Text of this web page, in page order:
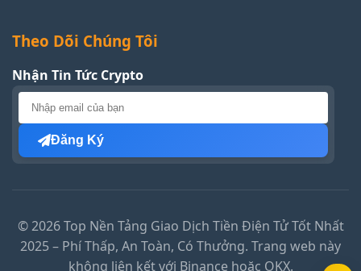
Theo Dõi Chúng Tôi
Nhận Tin Tức Crypto
Đăng Ký
© 2026 Top Nền Tảng Giao Dịch Tiền Điện Tử Tốt Nhất
2025 – Phí Thấp, An Toàn, Có Thưởng. Trang web này
không liên kết với Binance hoặc OKX.